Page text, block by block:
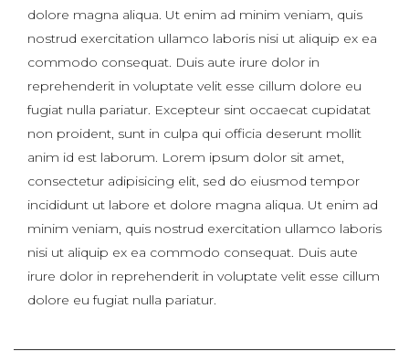
dolore magna aliqua. Ut enim ad minim veniam, quis
nostrud exercitation ullamco laboris nisi ut aliquip ex ea
commodo consequat. Duis aute irure dolor in
reprehenderit in voluptate velit esse cillum dolore eu
fugiat nulla pariatur. Excepteur sint occaecat cupidatat
non proident, sunt in culpa qui officia deserunt mollit
anim id est laborum. Lorem ipsum dolor sit amet,
consectetur adipisicing elit, sed do eiusmod tempor
incididunt ut labore et dolore magna aliqua. Ut enim ad
minim veniam, quis nostrud exercitation ullamco laboris
nisi ut aliquip ex ea commodo consequat. Duis aute
irure dolor in reprehenderit in voluptate velit esse cillum
dolore eu fugiat nulla pariatur.